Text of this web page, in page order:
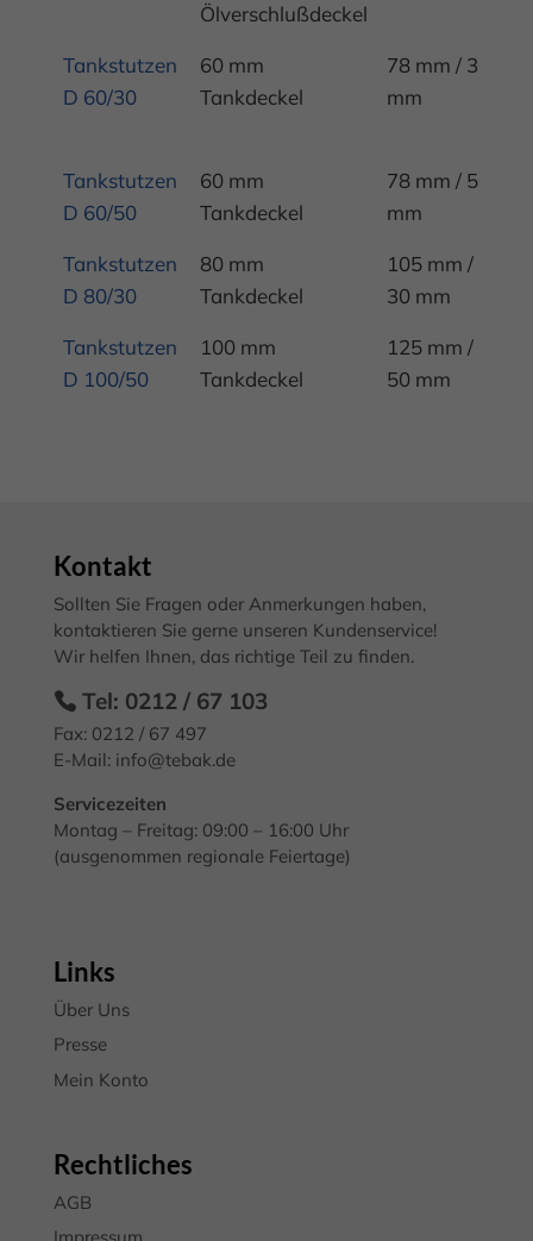
Ölverschlußdeckel
Tankstutzen
D 60/30
60 mm
Tankdeckel
78 mm / 30
mm
Tankstutzen
D 60/50
60 mm
Tankdeckel
78 mm / 50
mm
Tankstutzen
D 80/30
80 mm
Tankdeckel
105 mm /
30 mm
Tankstutzen
D 100/50
100 mm
Tankdeckel
125 mm /
50 mm
Kontakt
Sollten Sie Fragen oder Anmerkungen haben,
kontaktieren Sie gerne unseren Kundenservice!
Wir helfen Ihnen, das richtige Teil zu finden.
Tel: 0212 / 67 103
Fax: 0212 / 67 497
E-Mail: info@tebak.de
Servicezeiten
Montag – Freitag: 09:00 – 16:00 Uhr
(ausgenommen regionale Feiertage)
Links
Über Uns
Presse
Mein Konto
Rechtliches
AGB